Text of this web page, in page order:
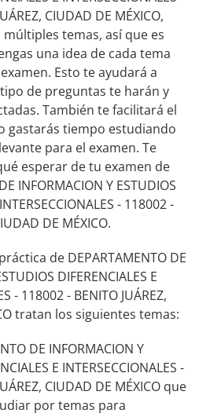
CIUDAD DE MÉXICO,
temas, así que es
una idea de cada tema
Esto te ayudará a
de preguntas te harán y
También te facilitará el
gastarás tiempo estudiando
para el examen. Te
esperar de tu examen de
INFORMACION Y ESTUDIOS
- 118002 -
DE MÉXICO.
de DEPARTAMENTO DE
DIFERENCIALES E
- 118002 - BENITO JUÁREZ,
tratan los siguientes temas:
DE INFORMACION Y
E INTERSECCIONALES -
CIUDAD DE MÉXICO que
por temas para